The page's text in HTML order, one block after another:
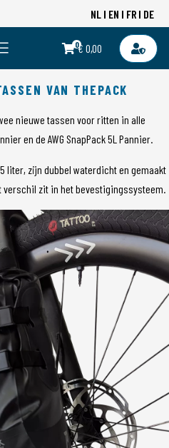
NL EN FR DE
0€ 0,00
VAN THEPACK
nieuwe tassen voor ritten in alle
en de AWG SnapPack 5L Pannier.
liter, zijn dubbel waterdicht en gemaakt
verschil zit in het bevestigingssysteem.